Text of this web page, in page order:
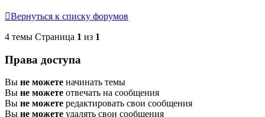
Вернуться к списку форумов
4 темы Страница 1 из 1
Права доступа
Вы не можете начинать темы
Вы не можете отвечать на сообщения
Вы не можете редактировать свои сообщения
Вы не можете удалять свои сообщения